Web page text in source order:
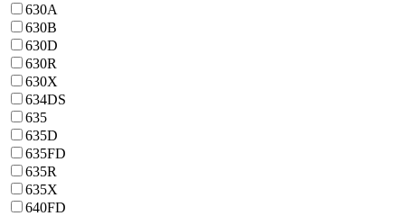
630A
630B
630D
630R
630X
634DS
635
635D
635FD
635R
635X
640FD